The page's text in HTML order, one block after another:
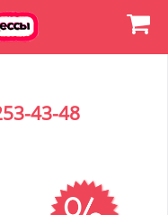
43-48